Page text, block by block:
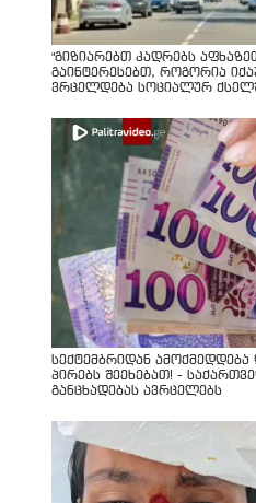
"გიზიარებთ კადრებს
გაინტერესებთ, როგორია
ვრცელდება სოციალურ
სექტემბრიდან
პირებს შეეხებათ! -
განცხადებას ავრცელებს